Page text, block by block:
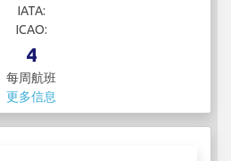
IATA:
ICAO:
4
每周航班
更多信息